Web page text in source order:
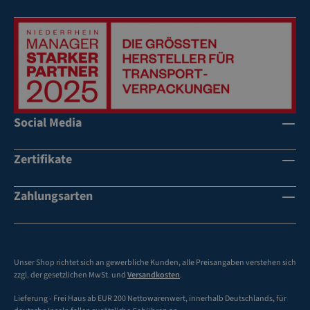
de
r
de
Social Media
Zertifikate
Zahlungsarten
Unser Shop richtet sich an gewerbliche Kunden, alle Preisangaben verstehen sich
zzgl. der gesetzlichen MwSt. undVersandkosten.
Lieferung - Frei Haus ab EUR 200 Nettowarenwert, innerhalb Deutschlands, für